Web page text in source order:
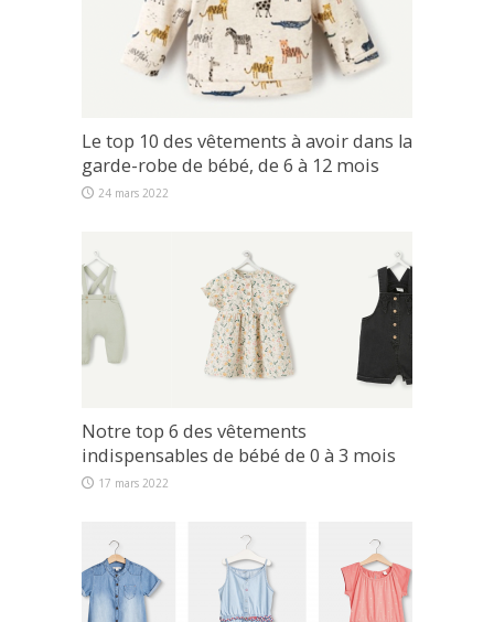
Le top 10 des vêtements à avoir dans la
garde-robe de bébé, de 6 à 12 mois
24 mars 2022
Notre top 6 des vêtements
indispensables de bébé de 0 à 3 mois
17 mars 2022